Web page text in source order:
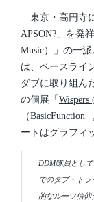
東京・高円寺
APSON?」を発
Music）」の一
は、ベースライ
ダブに取り組ん
の個展「 Wispers
（
ートはグラフィ
DDM隊員とし
でのダブ・トラ
的なルーツ信